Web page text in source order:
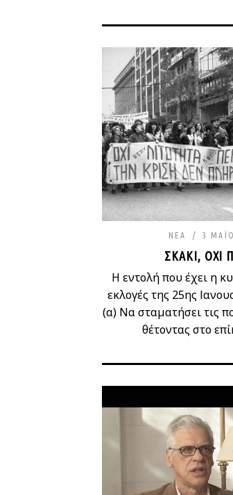
ΝΈΑ 3
ΣΚΆΚΙ, ΌΧΙ
Η εντολή που έχει η
εκλογές της 25ης
(α) Να σταματήσει τις
θέτοντας στο